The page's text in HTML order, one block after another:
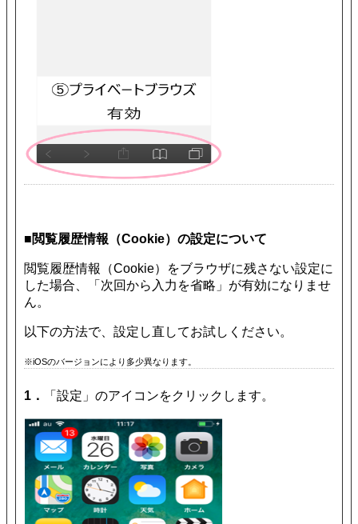
■閲覧履歴情報（Cookie）の設定について
閲覧履歴情報（Cookie）をブラウザに残さない設定に
した場合、「次回から入力を省略」が有効になりませ
ん。
以下の方法で、設定し直してお試しください。
※iOSのバージョンにより多少異なります。
1． 「設定」のアイコンをクリックします。